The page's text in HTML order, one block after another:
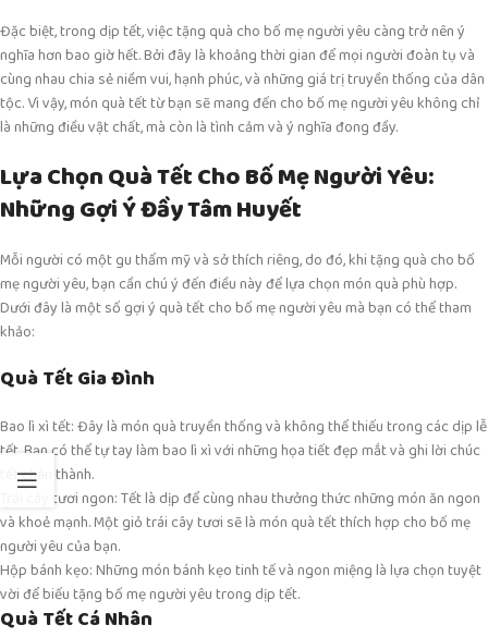
Đặc biệt, trong dịp tết, việc tặng quà cho bố mẹ người yêu càng trở nên ý
nghĩa hơn bao giờ hết. Bởi đây là khoảng thời gian để mọi người đoàn tụ và
cùng nhau chia sẻ niềm vui, hạnh phúc, và những giá trị truyền thống của dân
tộc. Vì vậy, món quà tết từ bạn sẽ mang đến cho bố mẹ người yêu không chỉ
là những điều vật chất, mà còn là tình cảm và ý nghĩa đong đầy.
Lựa Chọn Quà Tết Cho Bố Mẹ Người Yêu:
Những Gợi Ý Đầy Tâm Huyết
Mỗi người có một gu thẩm mỹ và sở thích riêng, do đó, khi tặng quà cho bố
mẹ người yêu, bạn cần chú ý đến điều này để lựa chọn món quà phù hợp.
Dưới đây là một số gợi ý quà tết cho bố mẹ người yêu mà bạn có thể tham
khảo:
Quà Tết Gia Đình
Bao lì xì tết: Đây là món quà truyền thống và không thể thiếu trong các dịp lễ
tết. Bạn có thể tự tay làm bao lì xì với những họa tiết đẹp mắt và ghi lời chúc
tết chân thành.
Trái cây tươi ngon: Tết là dịp để cùng nhau thưởng thức những món ăn ngon
và khoẻ mạnh. Một giỏ trái cây tươi sẽ là món quà tết thích hợp cho bố mẹ
người yêu của bạn.
Hộp bánh kẹo: Những món bánh kẹo tinh tế và ngon miệng là lựa chọn tuyệt
vời để biếu tặng bố mẹ người yêu trong dịp tết.
Quà Tết Cá Nhân